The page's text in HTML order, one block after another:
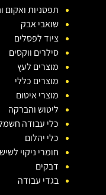
תפסניות ואקום
שואבי אבק
ציוד לפסלים
סילרים ווקסים
מוצרים לעץ
מוצרים כללי
מוצרי איטום
ליטוש והברקה
כלי עבודה
כלי יהלום
חומרי ניקוי לשיש
דבקים
בגדי עבודה